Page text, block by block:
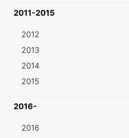
2011-2015
2012
2013
2014
2015
2016-
2016